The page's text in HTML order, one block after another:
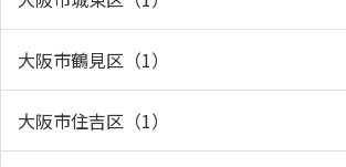
大阪市鶴見区（1）
大阪市住吉区（1）